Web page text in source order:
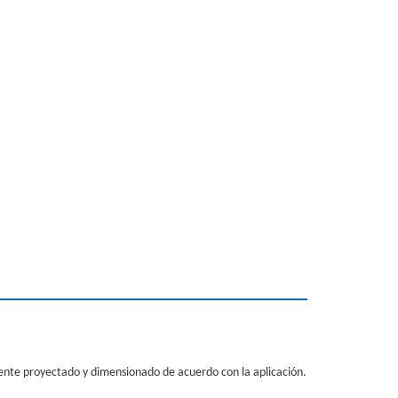
proyectado y dimensionado de acuerdo con la aplicación.